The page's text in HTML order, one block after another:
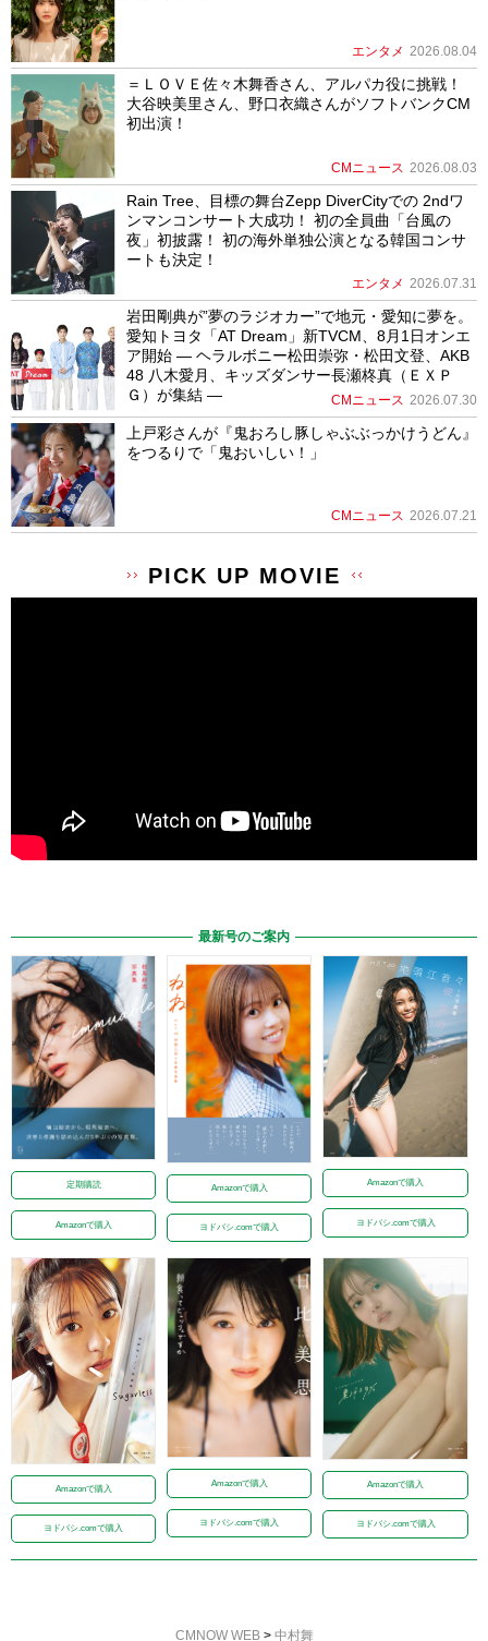
エンタメ 2026.08.04
＝ＬＯＶＥ佐々木舞香さん、アルパカ役に挑戦！
大谷映美里さん、野口衣織さんがソフトバンクCM
初出演！
CMニュース 2026.08.03
Rain Tree、目標の舞台Zepp DiverCityでの 2ndワ
ンマンコンサート大成功！ 初の全員曲「台風の
夜」初披露！ 初の海外単独公演となる韓国コンサ
ートも決定！
エンタメ 2026.07.31
岩田剛典が”夢のラジオカー”で地元・愛知に夢を。
愛知トヨタ「AT Dream」新TVCM、8月1日オンエ
ア開始 ― ヘラルボニー松田崇弥・松田文登、AKB
48 八木愛月、キッズダンサー長瀬柊真（ＥＸＰ
Ｇ）が集結 ―
CMニュース 2026.07.30
上戸彩さんが『鬼おろし豚しゃぶぶっかけうどん』
をつるりで「鬼おいしい！」
CMニュース 2026.07.21
PICK UP MOVIE
最新号のご案内
定期購読
Amazonで購入
Amazonで購入
ヨドバシ.comで購入
Amazonで購入
ヨドバシ.comで購入
Amazonで購入
ヨドバシ.comで購入
Amazonで購入
ヨドバシ.comで購入
Amazonで購入
ヨドバシ.comで購入
CMNOW WEB> 中村舞